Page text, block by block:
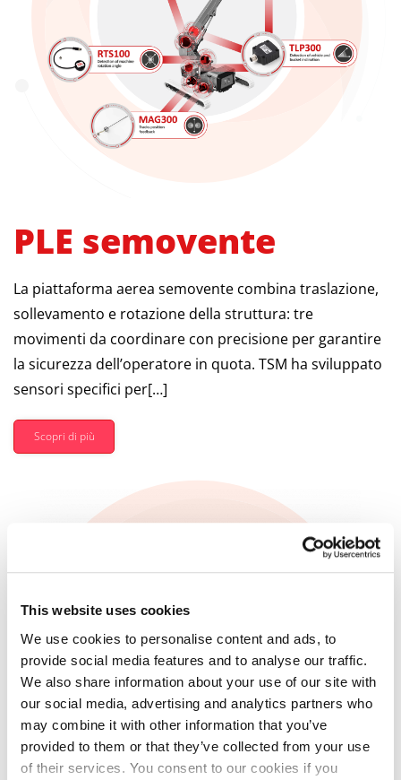
This website uses cookies
We use cookies to personalise content and ads, to
provide social media features and to analyse our traffic.
We also share information about your use of our site with
our social media, advertising and analytics partners who
may combine it with other information that you’ve
provided to them or that they’ve collected from your use
of their services. You consent to our cookies if you
PLE semovente
La piattaforma aerea semovente combina traslazione,
sollevamento e rotazione della struttura: tre
movimenti da coordinare con precisione per garantire
la sicurezza dell’operatore in quota. TSM ha sviluppato
sensori specifici per[…]
Scopri di più